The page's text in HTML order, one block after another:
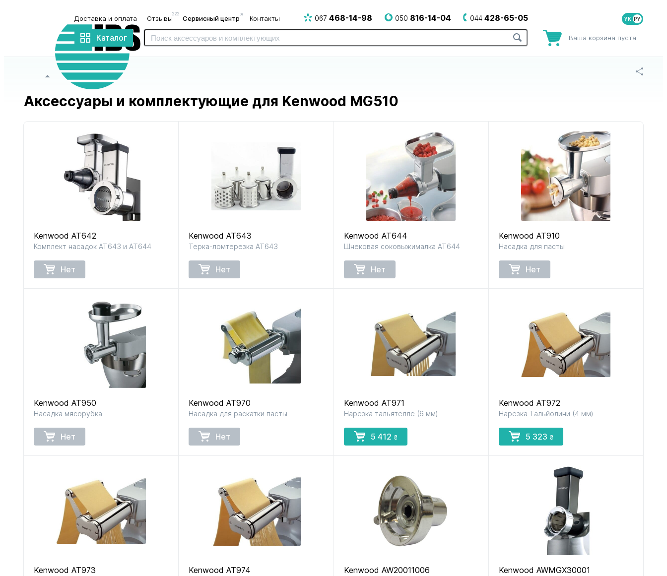
Интернет-
магазин
«IBS»
Каталог
для блендеров
и миксеров
и СВЧ печей
для эпиляторов для зубных щеток для йогуртниц
для кофемашин
для кухонных
для мультиварок
для мясорубок
для пароварок
для пылесосов
соковыжималок
для фенов
для чайников
и термосов
Доставка и оплата Отзывы
222
Сервисный центр Контакты УК
067 468-14-98 050 816-14-04 044 428-65-05
Ваша корзина пуста…
Главная страница
Аксессуары и комплектующие для Kenwood MG510
Kenwood AT642
Комплект насадок AT643 и AT644
Нет
Kenwood AT643
Терка-ломтерезка AT643
Нет
Kenwood AT644
Шнековая соковыжималка AT644
Нет
Kenwood AT910
Насадка для пасты
Нет
Kenwood AT950
Насадка мясорубка
Нет
Kenwood AT970
Насадка для раскатки пасты
Нет
Kenwood AT971
Нарезка тальятелле (6 мм)
5 412 ₴
Kenwood AT972
Нарезка Тальйолини (4 мм)
5 323 ₴
Kenwood AT973 Kenwood AT974 Kenwood AW20011006 Kenwood AWMGX30001